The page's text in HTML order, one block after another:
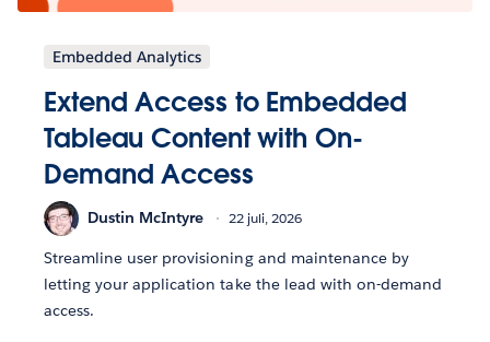
Embedded Analytics
Extend Access to Embedded
Tableau Content with On-
Demand Access
Dustin McIntyre 22 juli, 2026
Streamline user provisioning and maintenance by
letting your application take the lead with on-demand
access.